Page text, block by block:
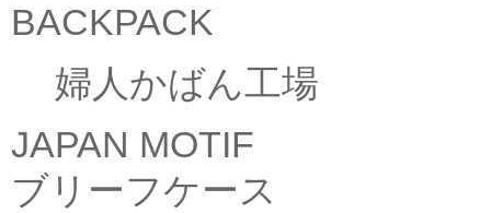
BACKPACK
婦人かばん工場
JAPAN MOTIF
ブリーフケース